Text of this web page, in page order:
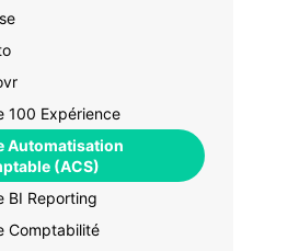
100 Expérience
Automatisation
(ACS)
BI Reporting
Comptabilité